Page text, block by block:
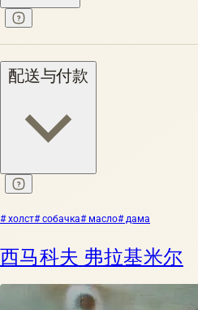
配送与付款
# холст# собачка# масло# дама
西马科夫 弗拉基米尔